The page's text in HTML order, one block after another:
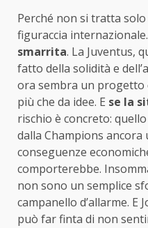
Perché non si tratta
figuraccia
smarrita. La Juventus,
fatto della solidità e
ora sembra un progetto
più che da idee. E se la
rischio è concreto:
dalla Champions
conseguenze
comporterebbe.
non sono un semplice
campanello d’allarme. E
può far finta di non